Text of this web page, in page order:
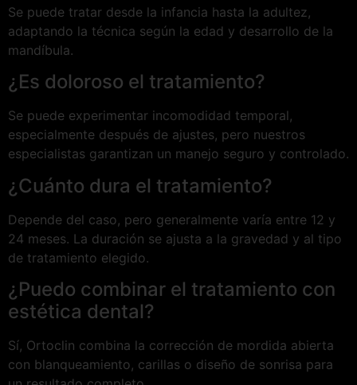
Se puede tratar desde la infancia hasta la adultez,
adaptando la técnica según la edad y desarrollo de la
mandíbula.
¿Es doloroso el tratamiento?
Se puede experimentar incomodidad temporal,
especialmente después de ajustes, pero nuestros
especialistas garantizan un manejo seguro y controlado.
¿Cuánto dura el tratamiento?
Depende del caso, pero generalmente varía entre 12 y
24 meses. La duración se ajusta a la gravedad y al tipo
de tratamiento elegido.
¿Puedo combinar el tratamiento con
estética dental?
Sí, Ortoclin combina la corrección de mordida abierta
con blanqueamiento, carillas o diseño de sonrisa para